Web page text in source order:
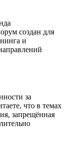
создан для
и
за
что в темах
запрещённая